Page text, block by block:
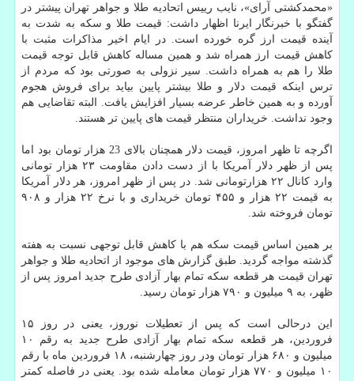
«محمدکشتی آرای»، نایب رییس اتحادیه طلا و جواهر تهران پیشتر در
گفتگو با خبرنگار ایرنا اظهار داشت: قیمت طلا و سکه به شدت به
آینده قیمت ارز گره خورده است. در ایام اخیر مذاکرات مثبت با
کاهش قیمت ارز همراه شد و همین مساله کاهش قابل توجه قیمت
طلا را هم به همراه داشت. سیر نزولی به صورتی بود که مردم از
ترس اینکه قیمت دلار و طلا بیشتر پایین بیاید برای فروش هجوم
آورده و به همین خاطر عرضه بسیار افزایش یافت. البته تقاضایی هم
وجود نداشت. خریداران منتظر قیمت های پایین تر هستند.
اگرچه تا ظهر امروز، قیمت دلار همچنان بالای 23 هزار تومان بود اما
پس از ظهر دلار آمریکا با از دست دادن مقاومت ۲۳ هزار تومانی
وارد کانال ۲۲ هزارتومانی شد. در پس از ظهر امروز، هر دلار آمریکا
به قیمت ۲۲ هزار و ۴۵۵ تومان خریداری و با نرخ ۲۲ هزار و ۹۰۸
تومان فروخته شد.
بر همین اساس قیمت سکه هم با کاهش قابل توجهی نسبت به هفته
گذشته مواجه گردید. طبق گزارش های موجود از اتحادیه طلا و جواهر
تهران قیمت هر قطعه سکه تمام بهار آزادی طرح جدید امروز پس از
ظهر، به ۹ میلیون و ۷۹۰ هزار تومان رسید.
این درحالی است که پس از تعطیلات نوروز، یعنی در روز ۱۵
فروردین، هر قطعه سکه تمام بهار آزادی طرح جدید به رقم ۱۰
میلیون و ۶۸۰ هزار تومان ودر روز چهارشنبه، ۱۸ فروردین ماه با رقم
۱۰ میلیون و ۷۷۰ هزار تومان معامله شده بود. یعنی در فاصله کمتر